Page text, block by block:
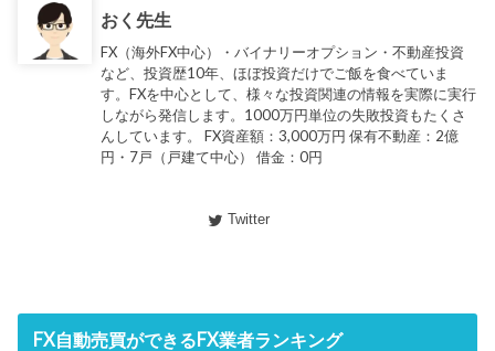
おく先生
FX（海外FX中心）・バイナリーオプション・不動産投資
など、投資歴10年、ほぼ投資だけでご飯を食べていま
す。FXを中心として、様々な投資関連の情報を実際に実行
しながら発信します。1000万円単位の失敗投資もたくさ
んしています。 FX資産額：3,000万円 保有不動産：2億
円・7戸（戸建て中心） 借金：0円
Twitter
FX自動売買ができるFX業者ランキング